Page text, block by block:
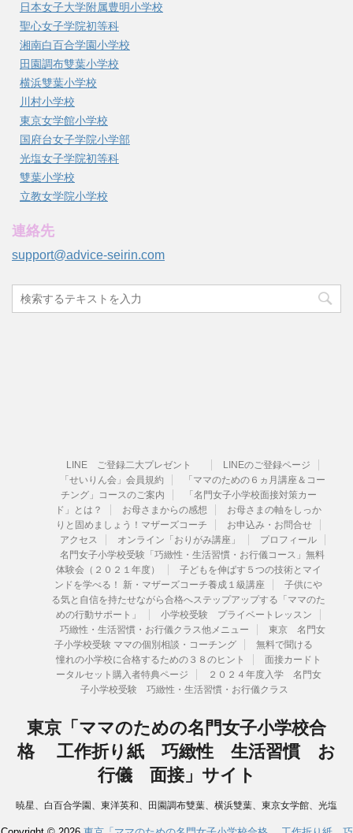
日本女子大学附属豊明小学校
聖心女子学院初等科
湘南白百合学園小学校
田園調布雙葉小学校
横浜雙葉小学校
川村小学校
東京女学館小学校
国府台女子学院小学部
光塩女子学院初等科
雙葉小学校
立教女学院小学校
連絡先
support@advice-seirin.com
LINE ご登録二大プレゼント
LINEのご登録ページ
「せいりん会」会員規約
「ママのための６ヵ月講座＆コー
チング」コースのご案内
「名門女子小学校面接対策カー
ド」とは？
お母さまからの感想
お母さまの軸をしっか
りと固めましょう！マザーズコーチ
お申込み・お問合せ
アクセス
オンライン「おりがみ講座」
プロフィール
名門女子小学校受験「巧緻性・生活習慣・お行儀コース」無料
体験会（２０２１年度）
子どもを伸ばす５つの技術とマイ
ンドを学べる！ 新・マザーズコーチ養成１級講座
子供にや
る気と自信を持たせながら合格へステップアップする「ママのた
めの行動サポート」
小学校受験 プライベートレッスン
巧緻性・生活習慣・お行儀クラス他メニュー
東京 名門女
子小学校受験 ママの個別相談・コーチング
無料で聞ける
憧れの小学校に合格するための３８のヒント
面接カードト
ータルセット購入者特典ページ
２０２４年度入学 名門女
子小学校受験 巧緻性・生活習慣・お行儀クラス
東京「ママのための名門女子小学校合
格 工作折り紙 巧緻性 生活習慣 お
行儀 面接」サイト
暁星、白百合学園、東洋英和、田園調布雙葉、横浜雙葉、東京女学館、光塩
女子学院、湘南白百合学園、洗足学園、カリタス、聖ヨゼフ学園、国府台、